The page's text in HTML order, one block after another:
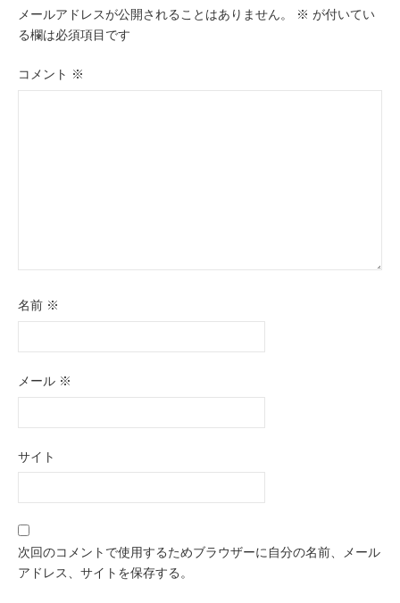
ー
シ
ョ
メールアドレスが公開されることはありません。 ※ が付いてい
る欄は必須項目です
コメント ※
名前 ※
メール ※
サイト
次回のコメントで使用するためブラウザーに自分の名前、メール
アドレス、サイトを保存する。